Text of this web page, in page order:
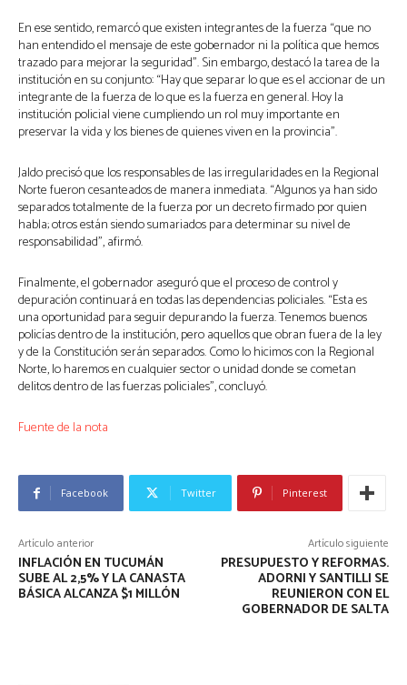
En ese sentido, remarcó que existen integrantes de la fuerza “que no
han entendido el mensaje de este gobernador ni la política que hemos
trazado para mejorar la seguridad”. Sin embargo, destacó la tarea de la
institución en su conjunto: “Hay que separar lo que es el accionar de un
integrante de la fuerza de lo que es la fuerza en general. Hoy la
institución policial viene cumpliendo un rol muy importante en
preservar la vida y los bienes de quienes viven en la provincia”.
Jaldo precisó que los responsables de las irregularidades en la Regional
Norte fueron cesanteados de manera inmediata. “Algunos ya han sido
separados totalmente de la fuerza por un decreto firmado por quien
habla; otros están siendo sumariados para determinar su nivel de
responsabilidad”, afirmó.
Finalmente, el gobernador aseguró que el proceso de control y
depuración continuará en todas las dependencias policiales. “Esta es
una oportunidad para seguir depurando la fuerza. Tenemos buenos
policías dentro de la institución, pero aquellos que obran fuera de la ley
y de la Constitución serán separados. Como lo hicimos con la Regional
Norte, lo haremos en cualquier sector o unidad donde se cometan
delitos dentro de las fuerzas policiales”, concluyó.
Fuente de la nota
Facebook Twitter Pinterest
Artículo anterior
INFLACIÓN EN TUCUMÁN
SUBE AL 2,5% Y LA CANASTA
BÁSICA ALCANZA $1 MILLÓN
Artículo siguiente
PRESUPUESTO Y REFORMAS.
ADORNI Y SANTILLI SE
REUNIERON CON EL
GOBERNADOR DE SALTA